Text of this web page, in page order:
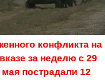
конфликта на
за неделю с 29
пострадали 12